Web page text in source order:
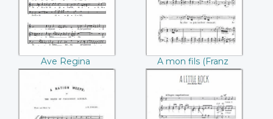
Ave Regina
caelorum (Roland de
Lassus)
A mon fils (Franz
Schubert)
A nation weeps
A little Rock (Jack